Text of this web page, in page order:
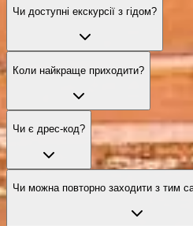
Чи доступні екскурсії з гідом?
Коли найкраще приходити?
Чи є дрес‑код?
Чи можна повторно заходити з тим